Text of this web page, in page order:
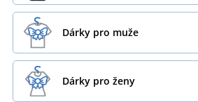
Dárky pro muže
Dárky pro ženy